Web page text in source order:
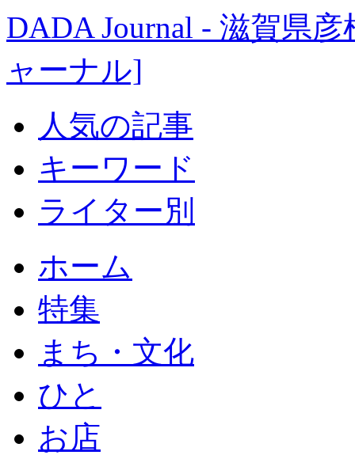
DADA Journal - 滋賀県
ャーナル]
人気の記事
キーワード
ライター別
ホーム
特集
まち・文化
ひと
お店